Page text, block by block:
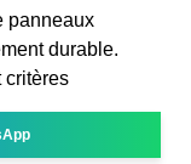
panneaux
durable.
critères